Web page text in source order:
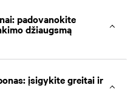
padovanokite
džiaugsmą
įsigykite greitai ir